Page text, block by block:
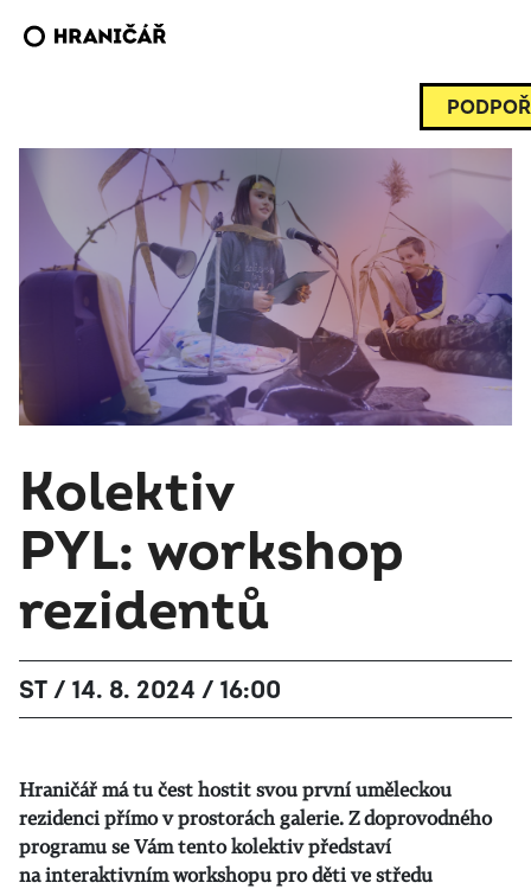
Kolektiv
PYL: workshop
rezidentů
ST / 14. 8. 2024 / 16:00
Hraničář má tu čest hostit svou první uměleckou
rezidenci přímo v prostorách galerie. Z doprovodného
programu se Vám tento kolektiv představí
na interaktivním workshopu pro děti ve středu